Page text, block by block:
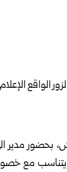
بحضور مدير
يتناسب مع